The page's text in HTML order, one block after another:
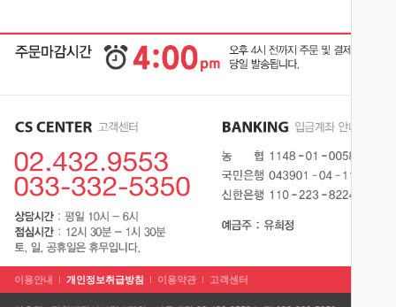
이용안내 개인정보취급방침 이용약관 고객센터